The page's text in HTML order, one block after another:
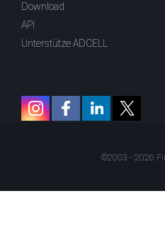
Download
API
Unterstütze ADCELL
©2003 - 2026